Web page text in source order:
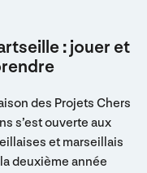
: jouer et
des Projets Chers
s’est ouverte aux
et marseillais
deuxième année